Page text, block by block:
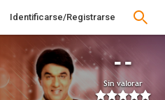
Identificarse/Registrarse
--
Sin valorar